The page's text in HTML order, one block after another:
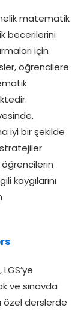
matematik
becerilerini
için
öğrencilere
iyi bir şekilde
stratejiler
öğrencilerin
kaygılarını
ve sınavda
özel derslerde